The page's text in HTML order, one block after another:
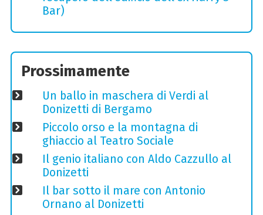
Bar)
Prossimamente
Un ballo in maschera di Verdi al
Donizetti di Bergamo
Piccolo orso e la montagna di
ghiaccio al Teatro Sociale
Il genio italiano con Aldo Cazzullo al
Donizetti
Il bar sotto il mare con Antonio
Ornano al Donizetti